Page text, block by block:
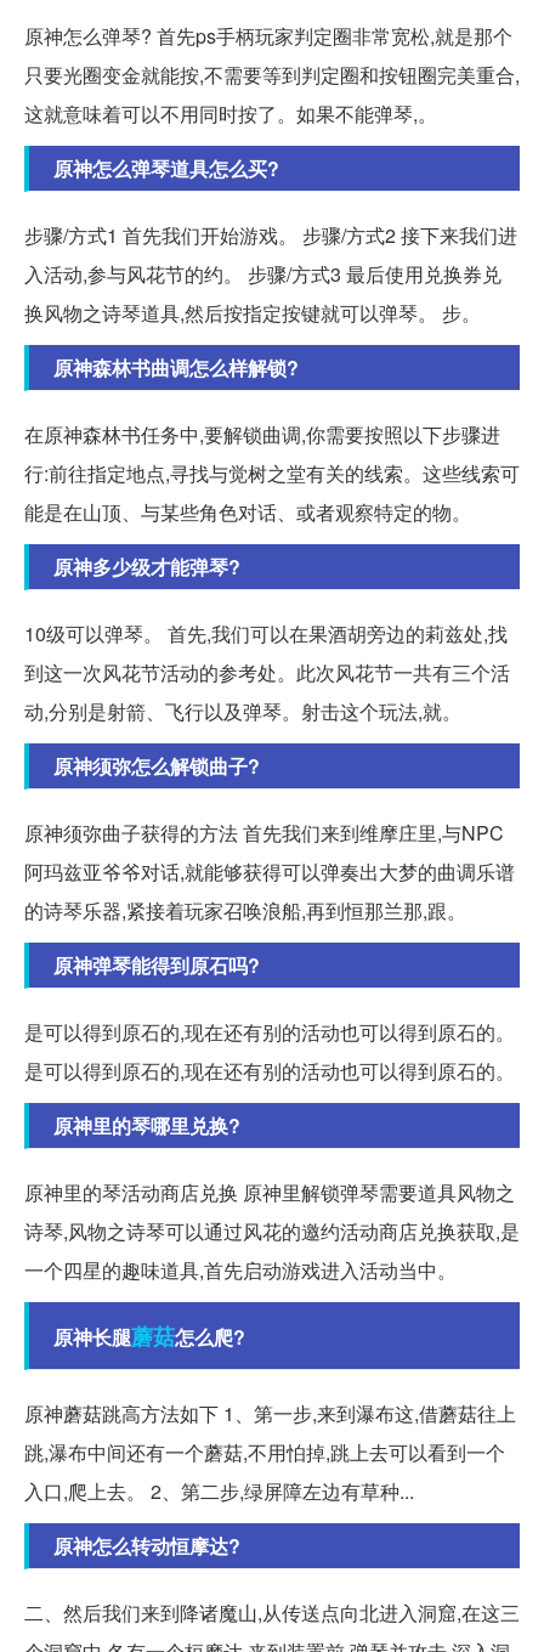
原神怎么弹琴? 首先ps手柄玩家判定圈非常宽松,就是那个
只要光圈变金就能按,不需要等到判定圈和按钮圈完美重合,
这就意味着可以不用同时按了。如果不能弹琴,。
原神怎么弹琴道具怎么买?
步骤/方式1 首先我们开始游戏。 步骤/方式2 接下来我们进
入活动,参与风花节的约。 步骤/方式3 最后使用兑换券兑
换风物之诗琴道具,然后按指定按键就可以弹琴。 步。
原神森林书曲调怎么样解锁?
在原神森林书任务中,要解锁曲调,你需要按照以下步骤进
行:前往指定地点,寻找与觉树之堂有关的线索。这些线索可
能是在山顶、与某些角色对话、或者观察特定的物。
原神多少级才能弹琴?
10级可以弹琴。 首先,我们可以在果酒胡旁边的莉兹处,找
到这一次风花节活动的参考处。此次风花节一共有三个活
动,分别是射箭、飞行以及弹琴。射击这个玩法,就。
原神须弥怎么解锁曲子?
原神须弥曲子获得的方法 首先我们来到维摩庄里,与NPC
阿玛兹亚爷爷对话,就能够获得可以弹奏出大梦的曲调乐谱
的诗琴乐器,紧接着玩家召唤浪船,再到恒那兰那,跟。
原神弹琴能得到原石吗?
是可以得到原石的,现在还有别的活动也可以得到原石的。
是可以得到原石的,现在还有别的活动也可以得到原石的。
原神里的琴哪里兑换?
原神里的琴活动商店兑换 原神里解锁弹琴需要道具风物之
诗琴,风物之诗琴可以通过风花的邀约活动商店兑换获取,是
一个四星的趣味道具,首先启动游戏进入活动当中。
原神长腿蘑菇怎么爬?
原神蘑菇跳高方法如下 1、第一步,来到瀑布这,借蘑菇往上
跳,瀑布中间还有一个蘑菇,不用怕掉,跳上去可以看到一个
入口,爬上去。 2、第二步,绿屏障左边有草种...
原神怎么转动恒摩达?
二、然后我们来到降诸魔山,从传送点向北进入洞窟,在这三